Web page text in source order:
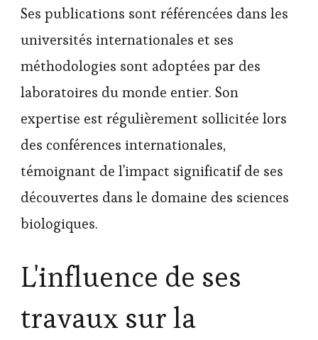
Ses publications sont référencées dans les
universités internationales et ses
méthodologies sont adoptées par des
laboratoires du monde entier. Son
expertise est régulièrement sollicitée lors
des conférences internationales,
témoignant de l'impact significatif de ses
découvertes dans le domaine des sciences
biologiques.
L'influence de ses
travaux sur la